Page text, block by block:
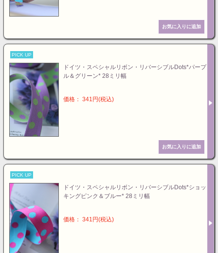
PICK UP
ドイツ・スペシャルリボン・リバーシブルDots*パープ
ル＆グリーン* 28ミリ幅
価格： 341円(税込)
PICK UP
ドイツ・スペシャルリボン・リバーシブルDots*ショッ
キングピンク＆ブルー* 28ミリ幅
価格： 341円(税込)